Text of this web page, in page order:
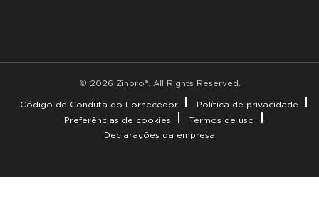
© 2026 Zinpro®. All Rights Reserved.
Código de Conduta do Fornecedor
Política de privacidade
Preferências de cookies
Termos de uso
Declarações da empresa